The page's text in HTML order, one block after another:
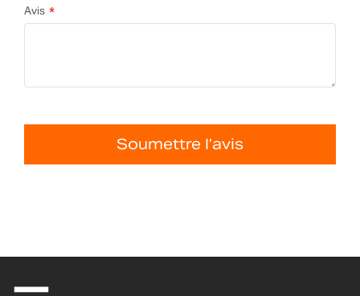
Avis
Soumettre l’avis